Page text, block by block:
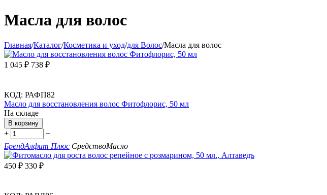
Масла для волос
Главная/Каталог/Косметика и уход/для Волос/Масла для волос
1 045 ₽ 738 ₽
КОД: РАФП82
Масло для восстановления волос Фитофлорис, 50 мл
На складе
В корзину
+
−
БрендАлфит Плюс СредствоМасло
450 ₽ 330 ₽